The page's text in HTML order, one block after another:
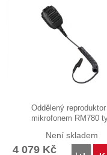
Oddělený
mikrofonem RM780
Není skladem
4 079 Kč